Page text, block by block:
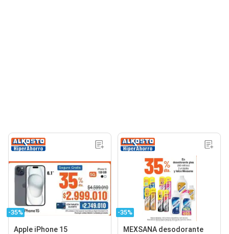
-35%
Apple iPhone 15
-35%
MEXSANA desodorante